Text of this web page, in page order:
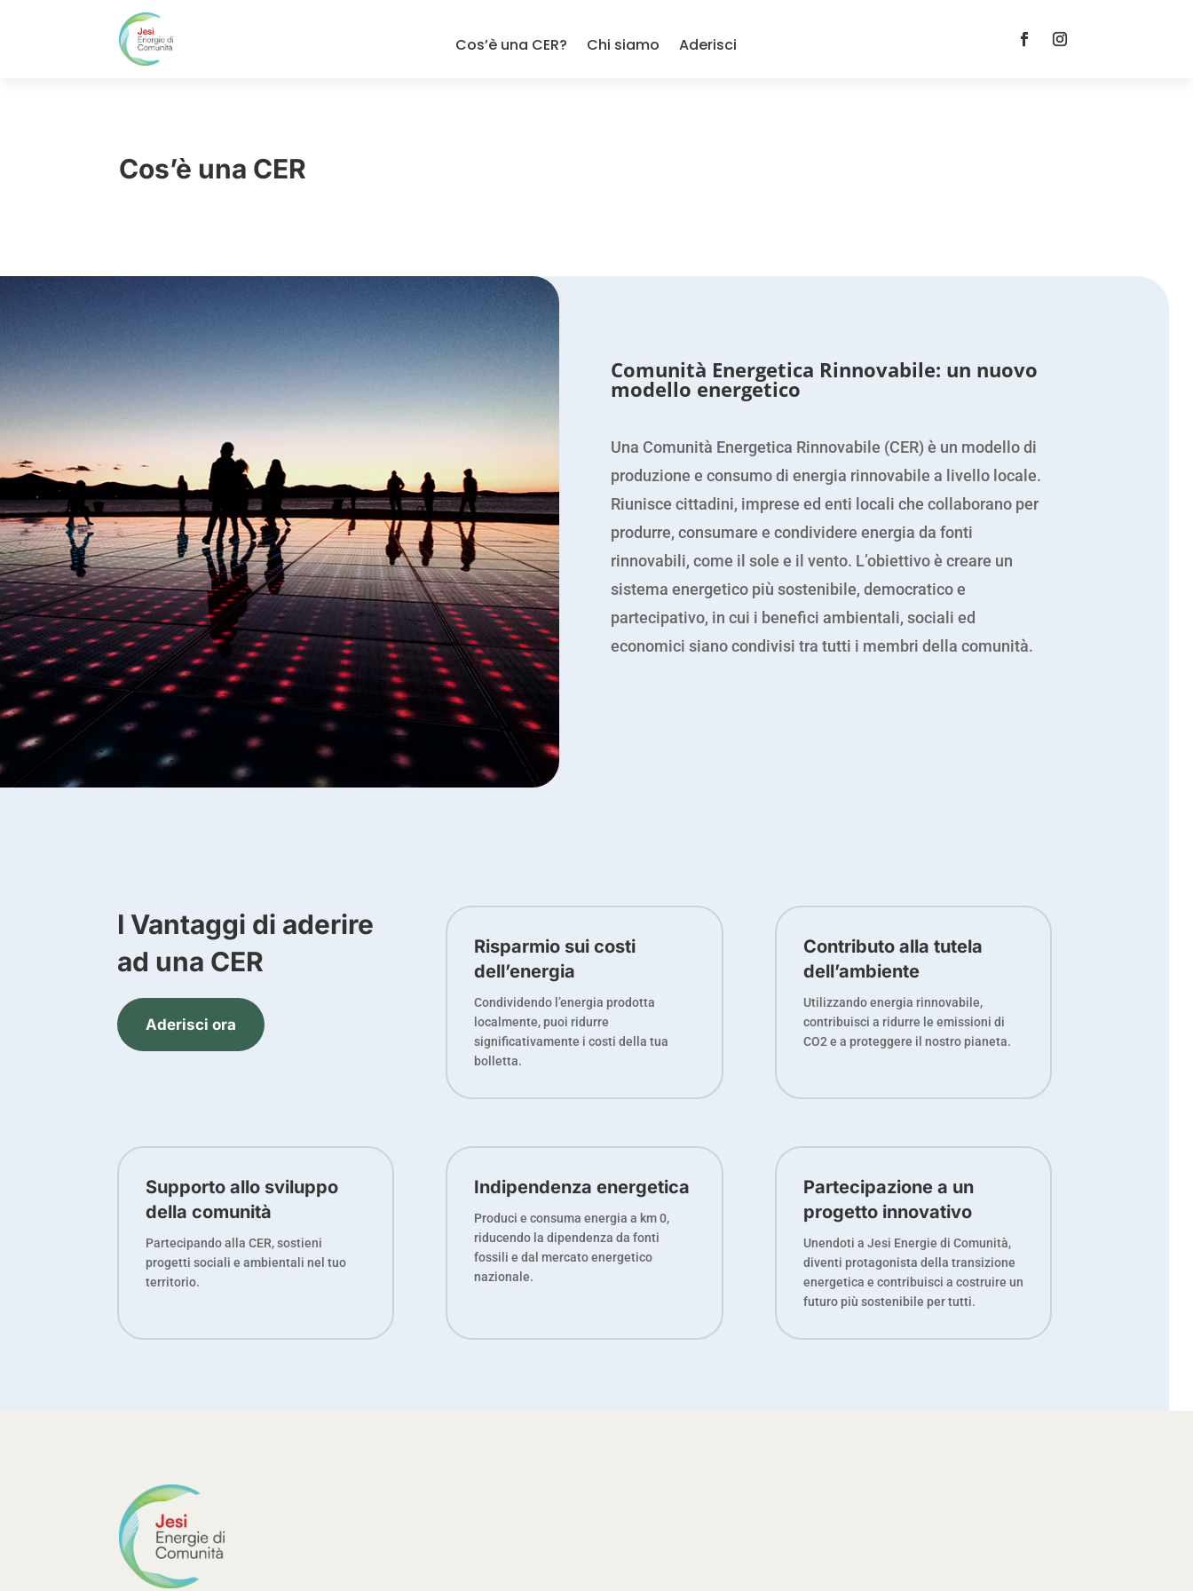
Cos’è una CER? Chi siamo Aderisci
Cos’è una CER
Comunità Energetica Rinnovabile: un nuovo
modello energetico
Una Comunità Energetica Rinnovabile (CER) è un modello di
produzione e consumo di energia rinnovabile a livello locale.
Riunisce cittadini, imprese ed enti locali che collaborano per
produrre, consumare e condividere energia da fonti
rinnovabili, come il sole e il vento. L’obiettivo è creare un
sistema energetico più sostenibile, democratico e
partecipativo, in cui i benefici ambientali, sociali ed
economici siano condivisi tra tutti i membri della comunità.
I Vantaggi di aderire
ad una CER
Aderisci ora
Risparmio sui costi
dell’energia
Condividendo l’energia prodotta
localmente, puoi ridurre
significativamente i costi della tua
bolletta.
Contributo alla tutela
dell’ambiente
Utilizzando energia rinnovabile,
contribuisci a ridurre le emissioni di
CO2 e a proteggere il nostro pianeta.
Supporto allo sviluppo
della comunità
Partecipando alla CER, sostieni
progetti sociali e ambientali nel tuo
territorio.
Indipendenza energetica
Produci e consuma energia a km 0,
riducendo la dipendenza da fonti
fossili e dal mercato energetico
nazionale.
Partecipazione a un
progetto innovativo
Unendoti a Jesi Energie di Comunità,
diventi protagonista della transizione
energetica e contribuisci a costruire un
futuro più sostenibile per tutti.